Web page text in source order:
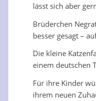
lässt sich aber
Brüderchen
besser gesagt –
Die kleine
einem deutschen
Für ihre Kinder
ihrem neuen